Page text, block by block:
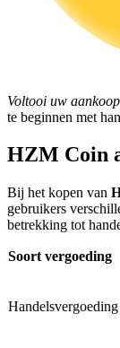
Flexibel
BTR-
Exclusieve
Voltooi uw aankoop
te beginnen met
HZM Coin
Bij het kopen van
gebruikers
betrekking tot
Soort vergoeding
Handelsvergoeding